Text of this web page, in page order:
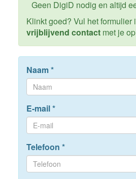
Geen DigiD nodig en altijd
Klinkt goed? Vul het formulier
vrijblijvend contactmet je
Naam*
E-mail*
Telefoon *